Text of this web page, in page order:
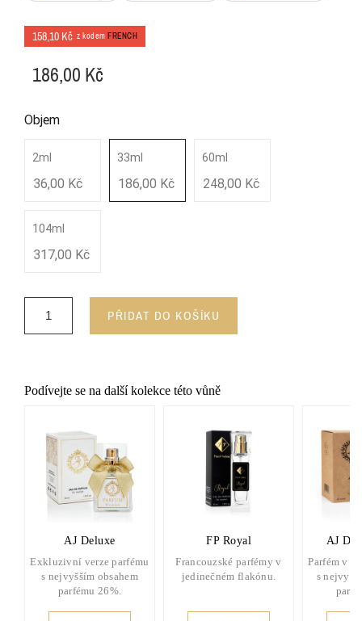
158,10 Kč z kodem FRENCH
186,00 Kč
Objem
2ml
36,00 Kč
33ml
186,00 Kč
60ml
248,00 Kč
104ml
317,00 Kč
PŘIDAT DO KOŠÍKU
Podívejte se na další kolekce této vůně
AJ Deluxe
Exkluzivní verze parfému
s nejvyšším obsahem
parfému 26%.
FP Royal
Francouzské parfémy v
jedinečném flakónu.
AJ
Parfém v
s